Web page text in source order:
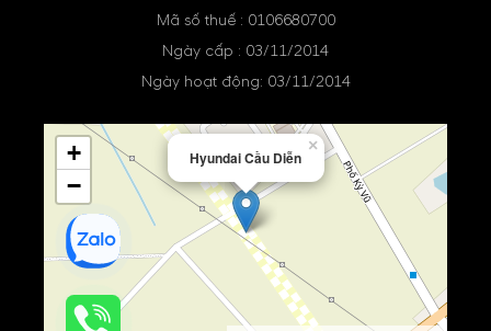
Mã số thuế : 0106680700
Ngày cấp : 03/11/2014
Ngày hoạt động: 03/11/2014
Hyundai Cầu Diễn
×
+
−